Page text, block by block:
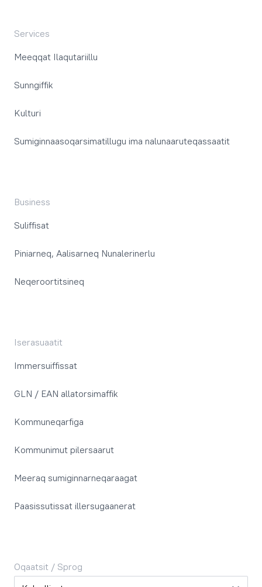
Services
Meeqqat Ilaqutariillu
Sunngiffik
Kulturi
Sumiginnaasoqarsimatillugu ima nalunaaruteqassaatit
Business
Suliffisat
Piniarneq, Aalisarneq Nunalerinerlu
Neqeroortitsineq
Iserasuaatit
Immersuiffissat
GLN / EAN allatorsimaffik
Kommuneqarfiga
Kommunimut pilersaarut
Meeraq sumiginnarneqaraagat
Paasissutissat illersugaanerat
Oqaatsit / Sprog
Oqaatsit / Sprog